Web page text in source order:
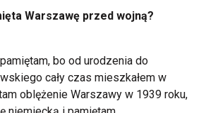
Warszawę przed wojną?
bo od urodzenia do
cały czas mieszkałem w
oblężenie Warszawy w 1939 roku,